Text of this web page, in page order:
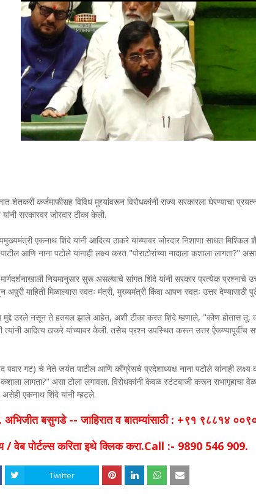
शेतकरी कर्जमाफीसह विविध मुद्द्यांवरून विरोधकांनी राज्य सरकारला घेरण्याचा
सरकारवर जोरदार टीका केली.
एकनाथ शिंदे यांनी आदित्य ठाकरे यांच्यावर जोरदार निशाणा साधत
आणि नाना पटोले यांनाही लक्ष्य करत "पोराटोरांच्या नादाला कशाला लागता?"
नियमानुसार सुरू असल्याचे सांगत शिंदे यांनी सरकार प्रत्येक प्रश्नाचे
अपुरी माहिती मिळाल्यास स्वतः मंत्री, मुख्यमंत्री किंवा आपण स्वतः उत्तर
मुद्दे उरले नसून ते हतबल झाले आहेत, अशी टीका करत शिंदे म्हणाले, "कोण होतास तू,
आदित्य ठाकरे यांच्यावर केली. तसेच प्रश्न उपस्थित करून उत्तर ऐकण्यापूर्वीच
पवार गट) चे नेते जयंत पाटील आणि काँग्रेसचे प्रदेशाध्यक्ष नाना पटोले यांनाही
कशाला लागता?" असा टोला लगावला. विरोधकांनी केवळ स्टंटबाजी करून सभागृहाचा
एकनाथ शिंदे यांनी म्हटले.
अभिजीत बसुगडे -- जाहिरात व बातम्यांसाठी : +९१ ९८८१४
/ वेब पोर्टल्स करिता इथे क्लिक करा.Call :- 9890 546 909.
Twitter